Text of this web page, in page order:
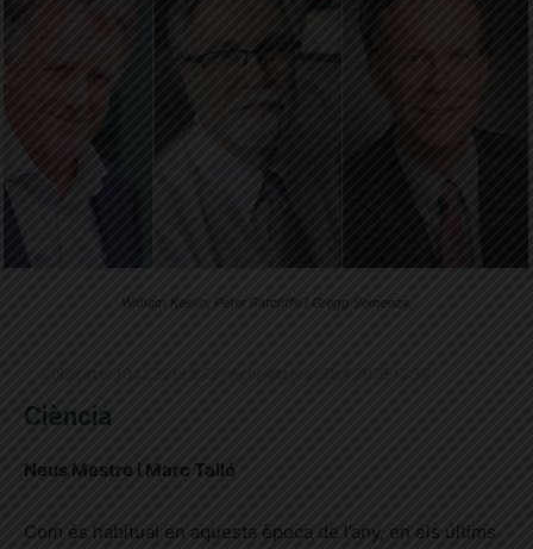
William Kaelin, Peter Ratcliffe i Gregg Semenza,
Ciència
Neus Mestre i Marc Talló
Com és habitual en aquesta època de l’any, en els últims